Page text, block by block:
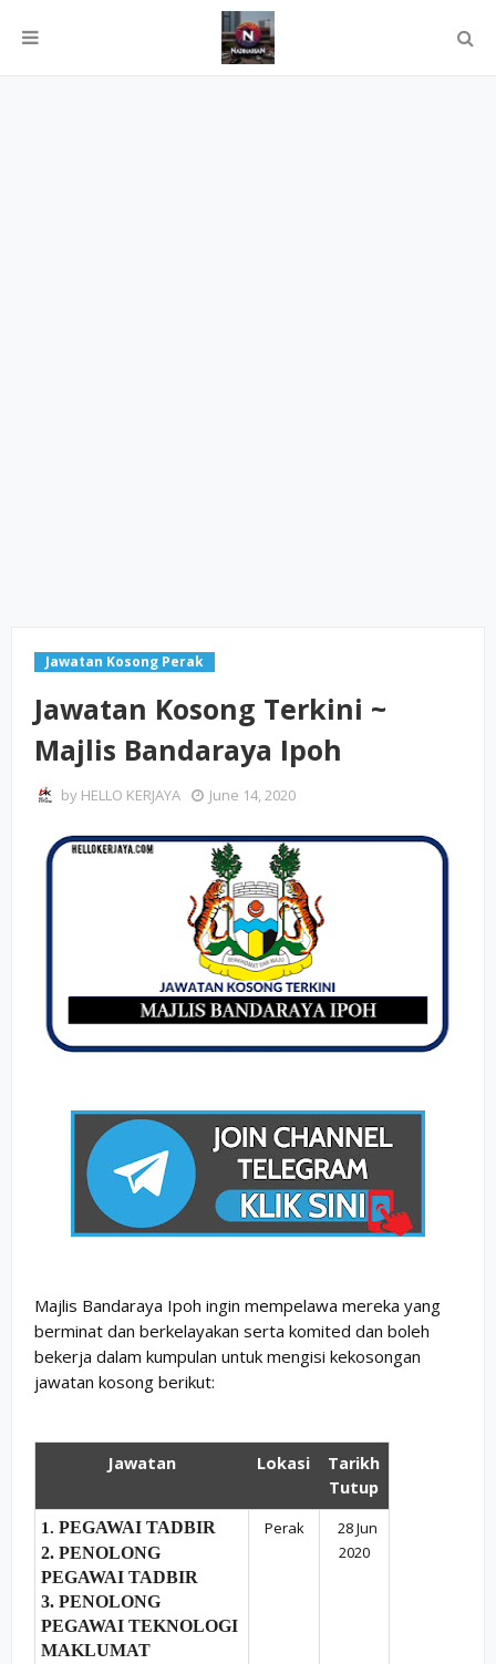
Jawatan Kosong Perak
Jawatan Kosong Terkini ~
Majlis Bandaraya Ipoh
by HELLO KERJAYA June 14, 2020
Majlis Bandaraya Ipoh ingin mempelawa mereka yang
berminat dan berkelayakan serta komited dan boleh
bekerja dalam kumpulan untuk mengisi kekosongan
jawatan kosong berikut:
Jawatan Lokasi
Tarikh
Tutup
1. PEGAWAI TADBIR
2. PENOLONG
PEGAWAI TADBIR
3. PENOLONG
PEGAWAI TEKNOLOGI
MAKLUMAT
Perak
28 Jun
2020